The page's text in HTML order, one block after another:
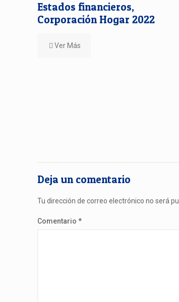
Estados financieros,
Corporación Hogar 2022
Ver Más
Deja un comentario
Tu dirección de correo electrónico no será
Comentario *